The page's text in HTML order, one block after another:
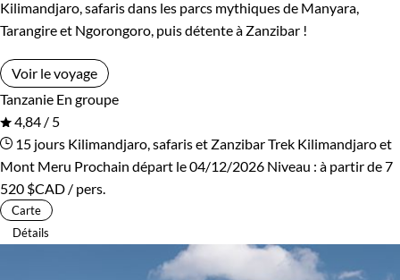
Kilimandjaro, safaris dans les parcs mythiques de Manyara,
Tarangire et Ngorongoro, puis détente à Zanzibar !
Voir le voyage
Tanzanie En groupe
4,84 / 5
15 jours Kilimandjaro, safaris et ZanzibarTrek Kilimandjaro et
Mont Meru Prochain départ le 04/12/2026 Niveau : à partir de7
520 $CAD / pers.
Carte
Détails